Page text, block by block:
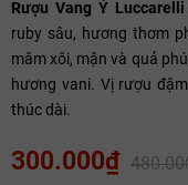
Rượu Vang Ý
ruby sâu, hương thơm
mâm xôi, mận và quả
hương vani. Vị rượu
thúc dài.
300.000₫